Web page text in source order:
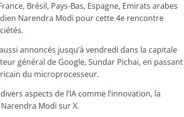
Brésil, Pays-Bas, Espagne, Emirats arabes
Narendra Modi pour cette 4e rencontre
annoncés jusqu’à vendredi dans la capitale
général de Google, Sundar Pichai, en passant
du microprocesseur.
aspects de l’IA comme l’innovation, la
Modi sur X.